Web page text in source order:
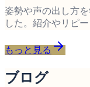
姿勢や声の出し方
した。紹介やリピ
もっと見る
ブログ